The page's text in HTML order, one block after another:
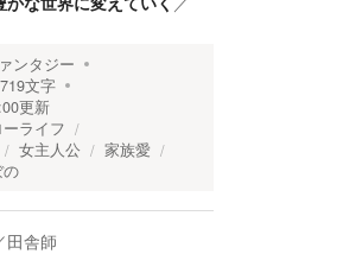
ンタジー
文字
更新
ーライフ
女主人公
家族愛
田舎師